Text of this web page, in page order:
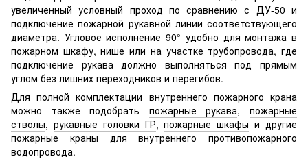
увеличенный условный проход по сравнению с ДУ-50 и
подключение пожарной рукавной линии соответствующего
диаметра. Угловое исполнение 90° удобно для монтажа в
пожарном шкафу, нише или на участке трубопровода, где
подключение рукава должно выполняться под прямым
углом без лишних переходников и перегибов.
Для полной комплектации внутреннего пожарного крана
можно также подобрать пожарные рукава,пожарные
стволы, рукавные головки ГР,пожарные шкафы и другие
пожарные краны для внутреннего противопожарного
водопровода.